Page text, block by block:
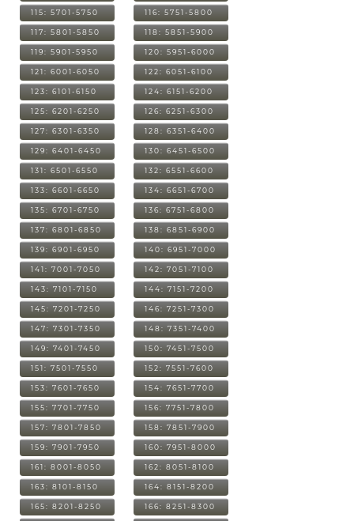
115: 5701-5750 116: 5751-5800
117: 5801-5850 118: 5851-5900
119: 5901-5950 120: 5951-6000
121: 6001-6050 122: 6051-6100
123: 6101-6150 124: 6151-6200
125: 6201-6250 126: 6251-6300
127: 6301-6350 128: 6351-6400
129: 6401-6450 130: 6451-6500
131: 6501-6550 132: 6551-6600
133: 6601-6650 134: 6651-6700
135: 6701-6750 136: 6751-6800
137: 6801-6850 138: 6851-6900
139: 6901-6950 140: 6951-7000
141: 7001-7050 142: 7051-7100
143: 7101-7150 144: 7151-7200
145: 7201-7250 146: 7251-7300
147: 7301-7350 148: 7351-7400
149: 7401-7450 150: 7451-7500
151: 7501-7550 152: 7551-7600
153: 7601-7650 154: 7651-7700
155: 7701-7750 156: 7751-7800
157: 7801-7850 158: 7851-7900
159: 7901-7950 160: 7951-8000
161: 8001-8050 162: 8051-8100
163: 8101-8150 164: 8151-8200
165: 8201-8250 166: 8251-8300